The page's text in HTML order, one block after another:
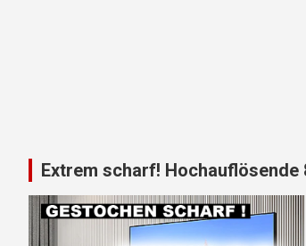
Extrem scharf! Hochauflösende